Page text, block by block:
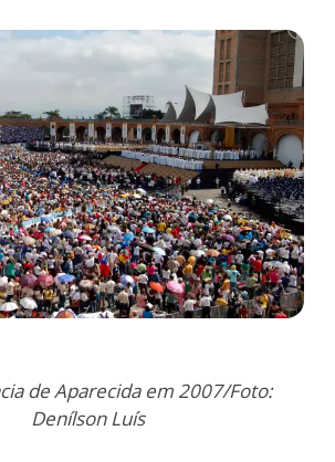
de Aparecida em 2007/Foto:
Denílson Luís